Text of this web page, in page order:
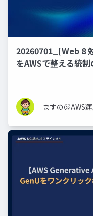
20260701_[Web 8
をAWSで整える統
ますの＠AWS